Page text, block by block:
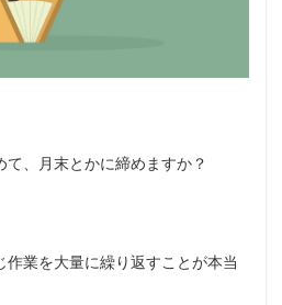
、月末とかに締めますか？
業を大量に繰り返すことが本当